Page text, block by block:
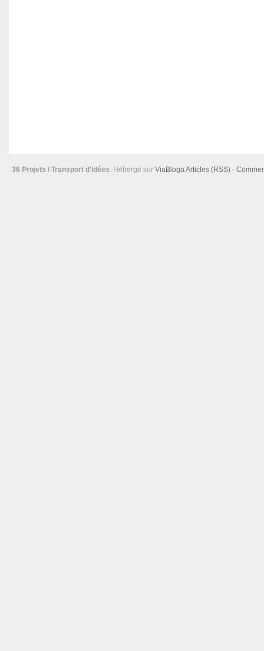
36 Projets / Transport d'idées . Hébergé sur ViaBloga Articles (RSS) -